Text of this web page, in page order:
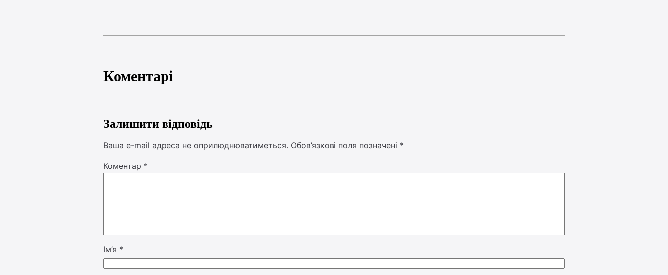
Коментарі
Залишити відповідь
Ваша e-mail адреса не оприлюднюватиметься. Обов’язкові поля позначені *
Коментар *
Ім’я *